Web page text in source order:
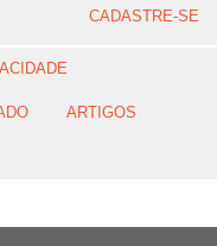
CADASTRE-SE
ARTIGOS